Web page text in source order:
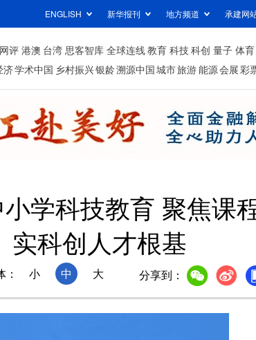
ENGLISH 新华报刊 地方频道 承建网
网评 港澳 台湾 思客智库 全球连线教育 科技科创 量子 体育
济学术中国 乡村振兴银龄溯源中国城市旅游能源会展彩
学科技教育 聚焦课
实科创人才根基
： 小 中 大 分享到：